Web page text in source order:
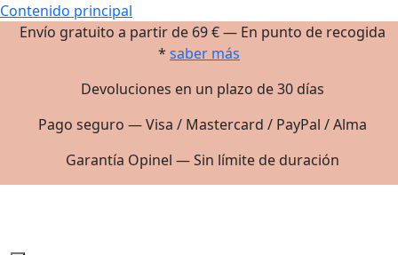
Contenido principal
Envío gratuito a partir de 69 € — En punto de recogida
* saber más
Devoluciones en un plazo de 30 días
Pago seguro — Visa / Mastercard / PayPal / Alma
Garantía Opinel — Sin límite de duración